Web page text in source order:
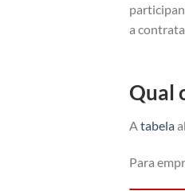
a
Qual
Atabela
Para